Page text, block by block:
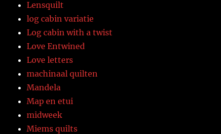
Lensquilt
log cabin variatie
Log cabin with a twist
Love Entwined
Love letters
machinaal quilten
Mandela
Map en etui
midweek
Miems quilts